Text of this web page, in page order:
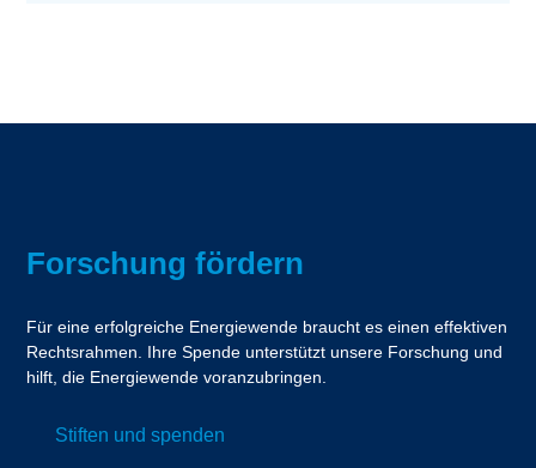
Forschung fördern
Für eine erfolgreiche Energiewende braucht es einen effektiven
Rechtsrahmen. Ihre Spende unterstützt unsere Forschung und
hilft, die Energiewende voranzubringen.
Stiften und spenden